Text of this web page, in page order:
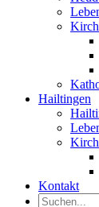
Hailtingen
Kontakt
Suche